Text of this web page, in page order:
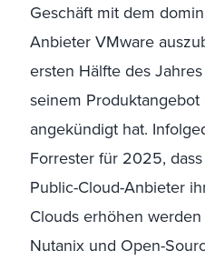
Geschäft mit dem
Anbieter VMware
ersten Hälfte des
seinem
angekündigt hat.
Forrester für 2025,
Public-Cloud-Anbieter
Clouds erhöhen
Nutanix und Open-